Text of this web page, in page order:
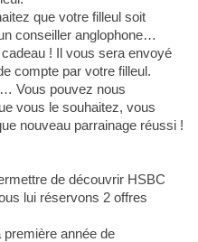
que votre filleul soit
conseiller anglophone…
! Il vous sera envoyé
compte par votre filleul.
Vous pouvez nous
vous le souhaitez, vous
nouveau parrainage réussi !
de découvrir HSBC
lui réservons 2 offres
année de